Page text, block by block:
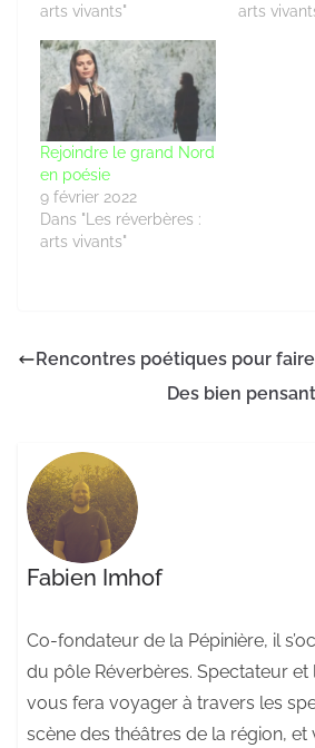
arts vivants"
arts
Rejoindre le grand Nord
en poésie
9 février 2022
Dans "Les réverbères :
arts vivants"
Rencontres poétiques pour
Des bien
Fabien Imhof
Co-fondateur de la Pépinière, il
du pôle Réverbères. Spectateur et
vous fera voyager à travers les
scène des théâtres de la région,